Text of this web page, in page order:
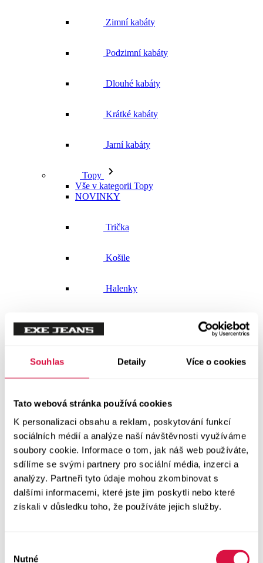
Souhlas Detaily Více o cookies
Tato webová stránka používá cookies
K personalizaci obsahu a reklam, poskytování funkcí
sociálních médií a analýze naší návštěvnosti využíváme
soubory cookie. Informace o tom, jak náš web používáte,
sdílíme se svými partnery pro sociální média, inzerci a
analýzy. Partneři tyto údaje mohou zkombinovat s
dalšími informacemi, které jste jim poskytli nebo které
získali v důsledku toho, že používáte jejich služby.
Nutné
Zimní kabáty
Podzimní kabáty
Dlouhé kabáty
Krátké kabáty
Jarní kabáty
Topy
Vše v kategorii Topy
NOVINKY
Trička
Košile
Halenky
Vše v kategorii Svetry a mikiny
Mikiny
Svetry
Šaty a sukně
Vše v kategorii Šaty a sukně
NOVINKY
Letní šaty